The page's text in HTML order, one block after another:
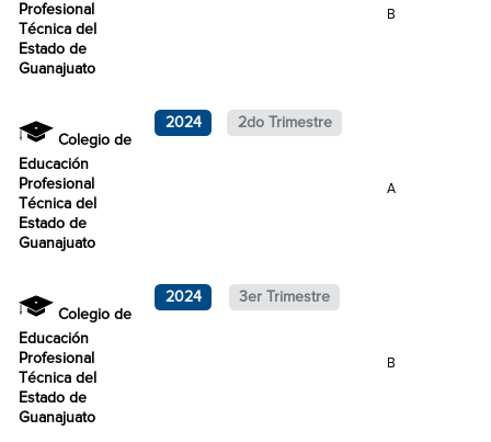
Profesional
Técnica del
Estado de
Guanajuato
B
Colegio de
Educación
Profesional
Técnica del
Estado de
Guanajuato
2024 2do Trimestre
A
Colegio de
Educación
Profesional
Técnica del
Estado de
Guanajuato
2024 3er Trimestre
B